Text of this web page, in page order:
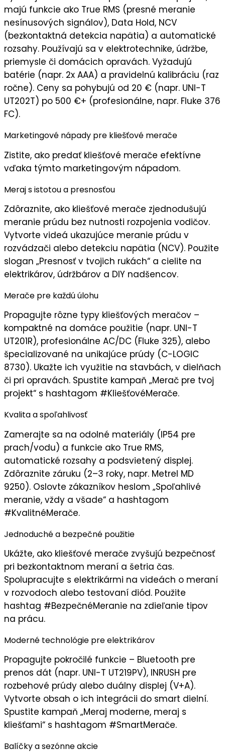
majú funkcie ako True RMS (presné meranie
nesínusových signálov), Data Hold, NCV
(bezkontaktná detekcia napätia) a automatické
rozsahy. Používajú sa v elektrotechnike, údržbe,
priemysle či domácich opravách. Vyžadujú
batérie (napr. 2x AAA) a pravidelnú kalibráciu (raz
ročne). Ceny sa pohybujú od 20 € (napr. UNI-T
UT202T) po 500 €+ (profesionálne, napr. Fluke 376
FC).
Marketingové nápady pre kliešťové merače
Zistite, ako predať kliešťové merače efektívne
vďaka týmto marketingovým nápadom.
Meraj s istotou a presnosťou
Zdôraznite, ako kliešťové merače zjednodušujú
meranie prúdu bez nutnosti rozpojenia vodičov.
Vytvorte videá ukazujúce meranie prúdu v
rozvádzači alebo detekciu napätia (NCV). Použite
slogan „Presnosť v tvojich rukách“ a cielite na
elektrikárov, údržbárov a DIY nadšencov.
Merače pre každú úlohu
Propagujte rôzne typy kliešťových meračov –
kompaktné na domáce použitie (napr. UNI-T
UT201R), profesionálne AC/DC (Fluke 325), alebo
špecializované na unikajúce prúdy (C-LOGIC
8730). Ukažte ich využitie na stavbách, v dielňach
či pri opravách. Spustite kampaň „Merač pre tvoj
projekt“ s hashtagom #KliešťovéMerače.
Kvalita a spoľahlivosť
Zamerajte sa na odolné materiály (IP54 pre
prach/vodu) a funkcie ako True RMS,
automatické rozsahy a podsvietený displej.
Zdôraznite záruku (2–3 roky, napr. Metrel MD
9250). Oslovte zákazníkov heslom „Spoľahlivé
meranie, vždy a všade“ a hashtagom
#KvalitnéMerače.
Jednoduché a bezpečné použitie
Ukážte, ako kliešťové merače zvyšujú bezpečnosť
pri bezkontaktnom meraní a šetria čas.
Spolupracujte s elektrikármi na videách o meraní
v rozvodoch alebo testovaní diód. Použite
hashtag #BezpečnéMeranie na zdieľanie tipov
na prácu.
Moderné technológie pre elektrikárov
Propagujte pokročilé funkcie – Bluetooth pre
prenos dát (napr. UNI-T UT219PV), INRUSH pre
rozbehové prúdy alebo duálny displej (V+A).
Vytvorte obsah o ich integrácii do smart dielní.
Spustite kampaň „Meraj moderne, meraj s
kliešťami“ s hashtagom #SmartMerače.
Balíčky a sezónne akcie